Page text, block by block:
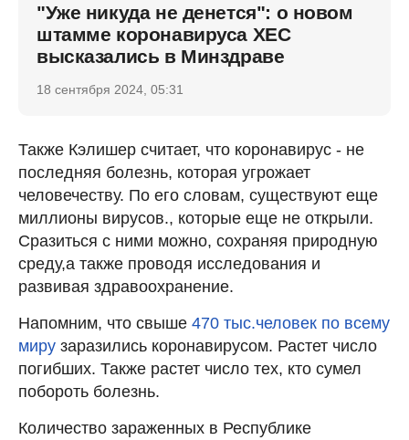
"Уже никуда не денется": о новом
штамме коронавируса ХЕС
высказались в Минздраве
18 сентября 2024, 05:31
Также Кэлишер считает, что коронавирус - не
последняя болезнь, которая угрожает
человечеству. По его словам, существуют еще
миллионы вирусов., которые еще не открыли.
Сразиться с ними можно, сохраняя природную
среду,а также проводя исследования и
развивая здравоохранение.
Напомним, что свыше 470 тыс.человек по всему
миру заразились коронавирусом. Растет число
погибших. Также растет число тех, кто сумел
побороть болезнь.
Количество зараженных в Республике